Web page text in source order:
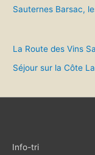
Sauternes Barsac,
La Route des Vins
Séjour sur la Côte
Info-tri